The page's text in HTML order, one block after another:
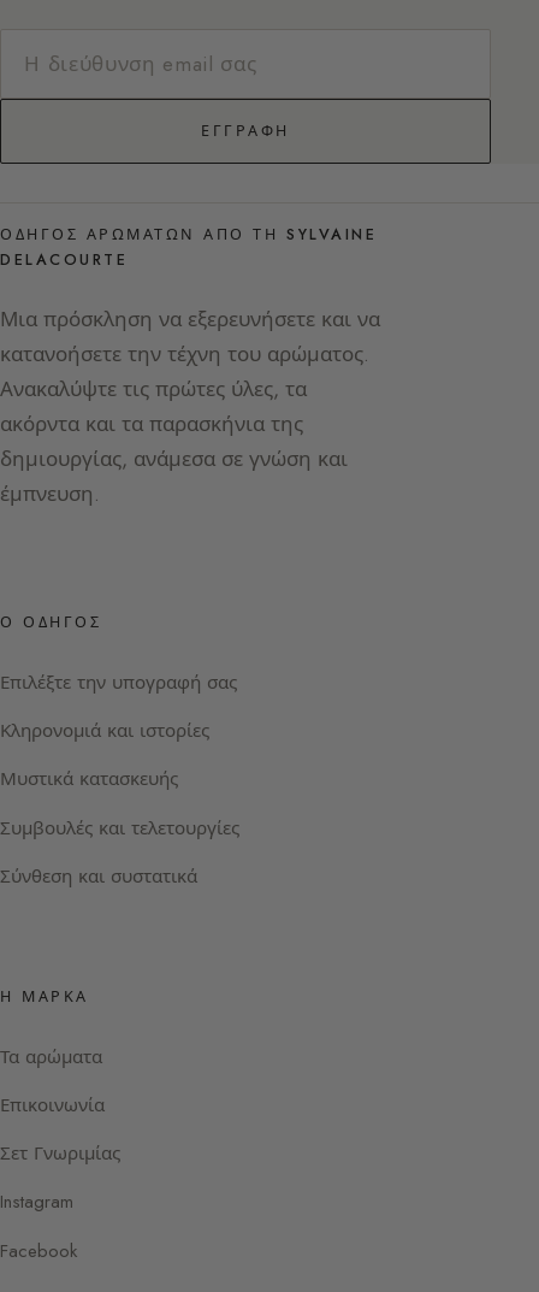
ΕΓΓΡΑΦΉ
ΟΔΗΓΌΣ ΑΡΩΜΆΤΩΝ ΑΠΌ ΤΗ SYLVAINE
DELACOURTE
Μια πρόσκληση να εξερευνήσετε και να
κατανοήσετε την τέχνη του αρώματος.
Ανακαλύψτε τις πρώτες ύλες, τα
ακόρντα και τα παρασκήνια της
δημιουργίας, ανάμεσα σε γνώση και
έμπνευση.
Ο ΟΔΗΓΌΣ
Επιλέξτε την υπογραφή σας
Κληρονομιά και ιστορίες
Μυστικά κατασκευής
Συμβουλές και τελετουργίες
Σύνθεση και συστατικά
Η ΜΆΡΚΑ
Τα αρώματα
Επικοινωνία
Σετ Γνωριμίας
Instagram
Facebook